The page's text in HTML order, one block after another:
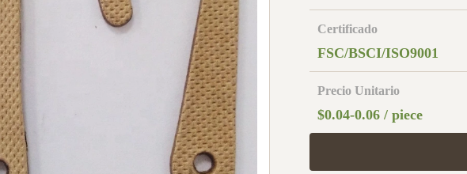
Certificado
FSC/BSCI/ISO9001
Precio Unitario
$0.04-0.06 / piece